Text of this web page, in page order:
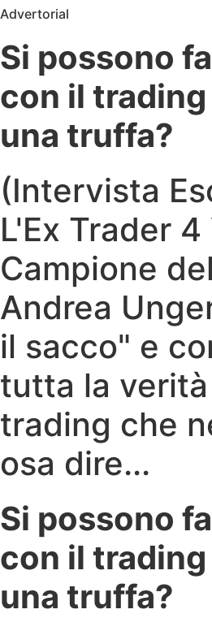
Advertorial
Si possono
con il
una truffa?
(Intervista
L'Ex Trader
Campione
Andrea
il sacco" e
tutta la
trading che
osa dire...
Si possono
con il
una truffa?